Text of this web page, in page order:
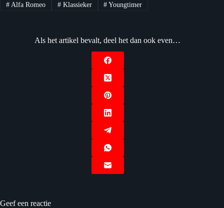
#Alfa Romeo #Klassieker # Youngtimer
Als het artikel bevalt, deel het dan ook even…
Geef een reactie